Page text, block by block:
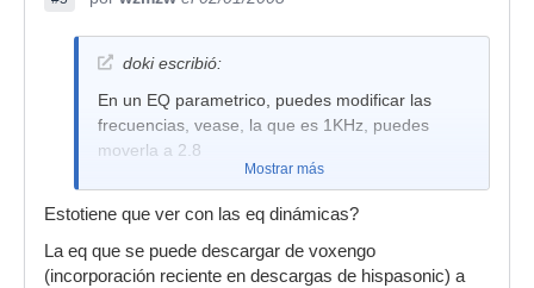
doki escribió:
En un EQ parametrico, puedes modificar las
frecuencias, vease, la que es 1KHz, puedes
moverla a 2.8
Mostrar más
Estotiene que ver con las eq dinámicas?
La eq que se puede descargar de voxengo
(incorporación reciente en descargas de hispasonic) a